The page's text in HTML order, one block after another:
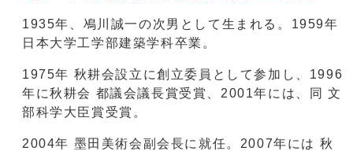
1935年、鳰川誠一の次男として生まれる。1959年
日本大学工学部建築学科卒業。
1975年 秋耕会設立に創立委員として参加し、1996
年に秋耕会 都議会議長賞受賞、2001年には、同 文
部科学大臣賞受賞。
2004年 墨田美術会副会長に就任。2007年には 秋